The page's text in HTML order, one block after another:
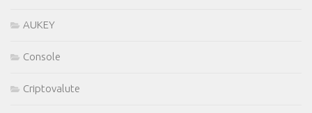
AUKEY
Console
Criptovalute